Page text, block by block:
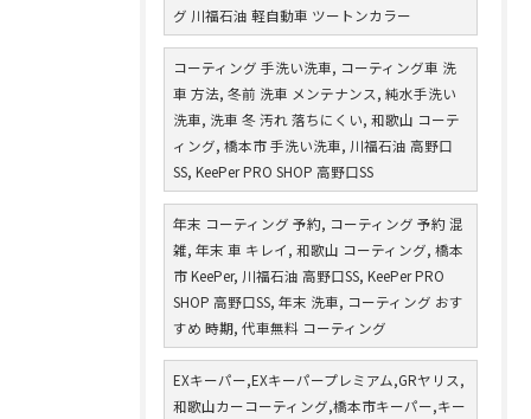
グ 川福石油 軽自動車 ツートンカラー
コーティング 手洗い洗車, コーティング車 洗
車 方法, 冬前 洗車 メンテナンス, 純水手洗い
洗車, 洗車 冬 汚れ 落ちにくい, 和歌山 コーテ
ィング, 橋本市 手洗い洗車, 川福石油 高野口
SS, KeePer PRO SHOP 高野口SS
年末 コーティング 予約, コーティング 予約 混
雑, 年末 車 キレイ, 和歌山 コーティング, 橋本
市 KeePer, 川福石油 高野口SS, KeePer PRO
SHOP 高野口SS, 年末 洗車, コーティング おす
すめ 時期, 代車無料 コーティング
EXキーパー,EXキーパープレミアム,GRヤリス,
和歌山カーコーティング,橋本市キーパー,キー